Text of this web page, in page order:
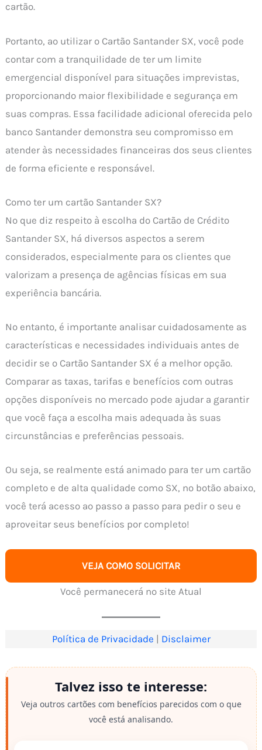
cartão.
Portanto, ao utilizar o Cartão Santander SX, você pode
contar com a tranquilidade de ter um limite
emergencial disponível para situações imprevistas,
proporcionando maior flexibilidade e segurança em
suas compras. Essa facilidade adicional oferecida pelo
banco Santander demonstra seu compromisso em
atender às necessidades financeiras dos seus clientes
de forma eficiente e responsável.
Como ter um cartão Santander SX?
No que diz respeito à escolha do Cartão de Crédito
Santander SX, há diversos aspectos a serem
considerados, especialmente para os clientes que
valorizam a presença de agências físicas em sua
experiência bancária.
No entanto, é importante analisar cuidadosamente as
características e necessidades individuais antes de
decidir se o Cartão Santander SX é a melhor opção.
Comparar as taxas, tarifas e benefícios com outras
opções disponíveis no mercado pode ajudar a garantir
que você faça a escolha mais adequada às suas
circunstâncias e preferências pessoais.
Ou seja, se realmente está animado para ter um cartão
completo e de alta qualidade como SX, no botão abaixo,
você terá acesso ao passo a passo para pedir o seu e
aproveitar seus benefícios por completo!
VEJA COMO SOLICITAR
Você permanecerá no site Atual
Política de Privacidade | Disclaimer
Talvez isso te interesse:
Veja outros cartões com benefícios parecidos com o que
você está analisando.